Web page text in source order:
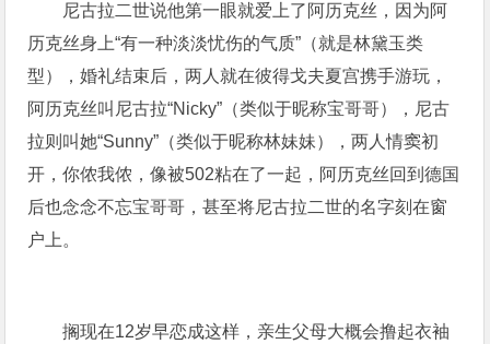
尼古拉二世说他第一眼就爱上了阿历克丝，因为阿
历克丝身上“有一种淡淡忧伤的气质”（就是林黛玉类
型），婚礼结束后，两人就在彼得戈夫夏宫携手游玩，
阿历克丝叫尼古拉“Nicky”（类似于昵称宝哥哥），尼古
拉则叫她“Sunny”（类似于昵称林妹妹），两人情窦初
开，你侬我侬，像被502粘在了一起，阿历克丝回到德国
后也念念不忘宝哥哥，甚至将尼古拉二世的名字刻在窗
户上。
搁现在12岁早恋成这样，亲生父母大概会撸起衣袖